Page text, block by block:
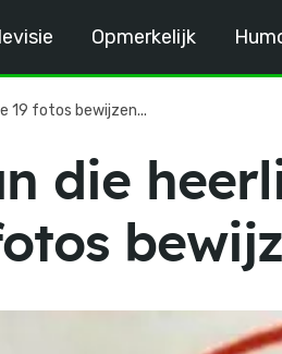
Opmerkelijk
19 fotos bewijzen...
die